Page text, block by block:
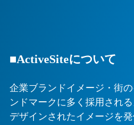
■ActiveSiteについて
企業ブランドイメージ・街
ンドマークに多く採用され
デザインされたイメージを